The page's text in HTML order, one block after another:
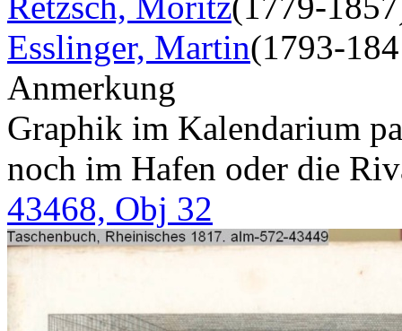
Esslinger, Martin(1793-
Anmerkung
Graphik im Kalendarium
noch im Hafen oder die
43468, Obj 32